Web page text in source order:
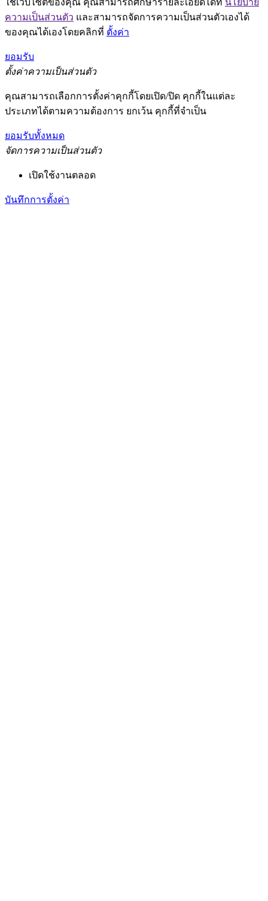
ความเป็นส่วนตัว และสามารถจัดการความเป็นส่วนตัวเองได้
ของคุณได้เองโดยคลิกที่ ตั้งค่า
ยอมรับ
ตั้งค่าความเป็นส่วนตัว
คุณสามารถเลือกการตั้งค่าคุกกี้โดยเปิด/ปิด คุกกี้ในแต่ละ
ประเภทได้ตามความต้องการ ยกเว้น คุกกี้ที่จำเป็น
ยอมรับทั้งหมด
จัดการความเป็นส่วนตัว
เปิดใช้งานตลอด
บันทึกการตั้งค่า